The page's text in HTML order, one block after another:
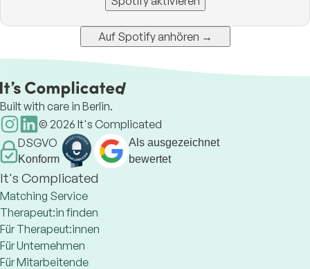
Auf Spotify anhören →
Built with care in Berlin.
© 2026 It's Complicated
DSGVO
Konform
Als ausgezeichnet
bewertet
It's Complicated
Matching Service
Therapeut:in finden
Für Therapeut:innen
Für Unternehmen
Für Mitarbeitende